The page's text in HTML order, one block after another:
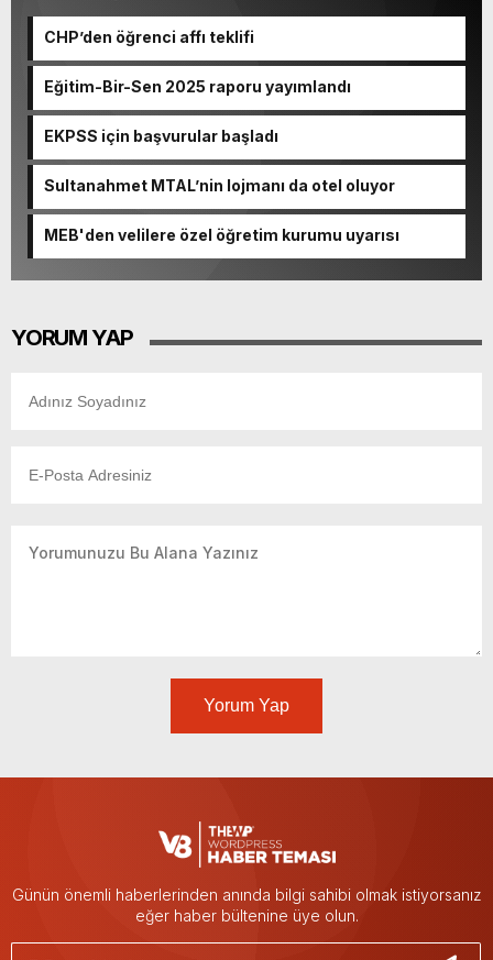
CHP’den öğrenci affı teklifi
Eğitim-Bir-Sen 2025 raporu yayımlandı
EKPSS için başvurular başladı
Sultanahmet MTAL’nin lojmanı da otel oluyor
MEB'den velilere özel öğretim kurumu uyarısı
YORUM YAP
Yorum Yap
Günün önemli haberlerinden anında bilgi sahibi olmak istiyorsanız
eğer haber bültenine üye olun.